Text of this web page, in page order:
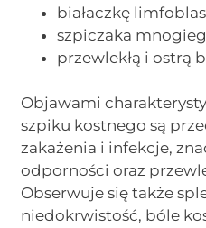
białaczkę
szpiczaka
przewlekłą i ostrą
Objawami
szpiku kostnego są
zakażenia i infekcje,
odporności oraz
Obserwuje się także
niedokrwistość, bóle